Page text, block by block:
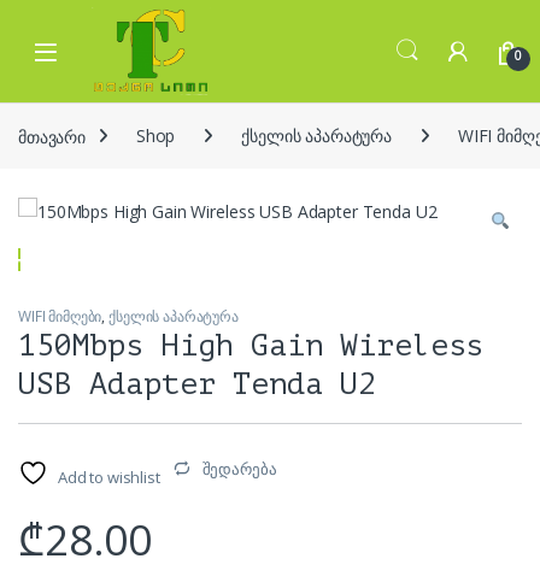
Skip to navigation
Skip to content
Open 0
მთავარი Shop ქსელის აპარატურა WIFI
WIFI მიმღები,ქსელის აპარატურა
150Mbps High Gain Wireless
USB Adapter Tenda U2
Add to wishlist შედარება
₾28.00